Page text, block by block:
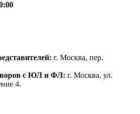
г. Москва, пер.
с ЮЛ и ФЛ: г. Москва, ул.
4.